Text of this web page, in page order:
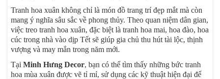
Tranh hoa xuân không chỉ là món đồ trang trí đẹp mắt mà còn
mang ý nghĩa sâu sắc về phong thủy. Theo quan niệm dân gian,
việc treo tranh hoa xuân, đặc biệt là tranh hoa mai, hoa đào, hoa
cúc trong nhà vào dịp Tết sẽ giúp gia chủ thu hút tài lộc, thịnh
vượng và may mắn trong năm mới.
Tại Minh Hưng Decor, bạn có thể tìm thấy những bức tranh
hoa mùa xuân được vẽ tỉ mỉ, sử dụng các kỹ thuật hiện đại để